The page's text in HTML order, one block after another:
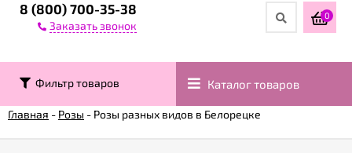
Контакты
8 (800) 700-35-38
Заказать звонок
0
Фильтр товаров Каталог товаров
Главная - Розы - Розы разных видов в Белорецке